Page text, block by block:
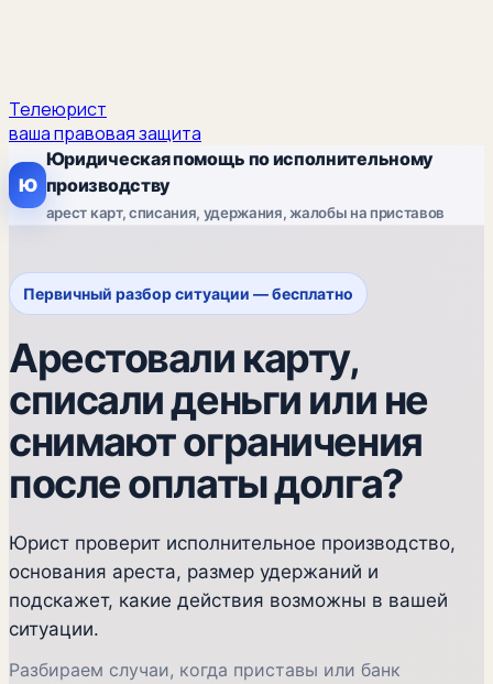
Телеюрист
ваша правовая защита
Ю
Юридическая помощь по исполнительному
производству
арест карт, списания, удержания, жалобы на приставов
Первичный разбор ситуации — бесплатно
Арестовали карту,
списали деньги или не
снимают ограничения
после оплаты долга?
Юрист проверит исполнительное производство,
основания ареста, размер удержаний и
подскажет, какие действия возможны в вашей
ситуации.
Разбираем случаи, когда приставы или банк